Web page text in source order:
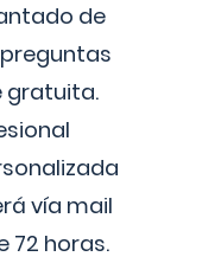
de
vía mail
72 horas.